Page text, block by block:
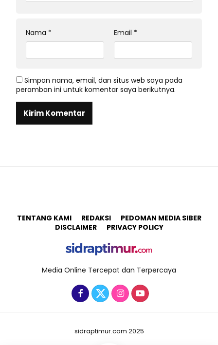
Nama * Email *
Simpan nama, email, dan situs web saya pada
peramban ini untuk komentar saya berikutnya.
TENTANG KAMI REDAKSI
PEDOMAN MEDIA SIBER
DISCLAIMER
PRIVACY POLICY
Media Online Tercepat dan Terpercaya
sidraptimur.com 2025